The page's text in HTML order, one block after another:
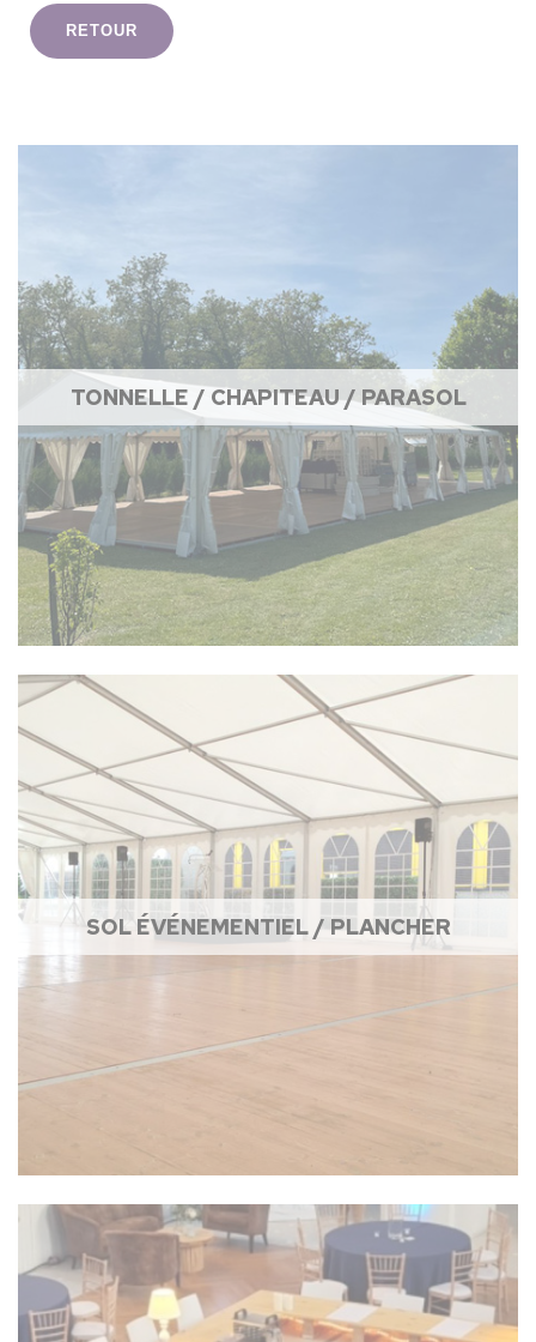
RETOUR
TONNELLE / CHAPITEAU / PARASOL
SOL ÉVÉNEMENTIEL / PLANCHER